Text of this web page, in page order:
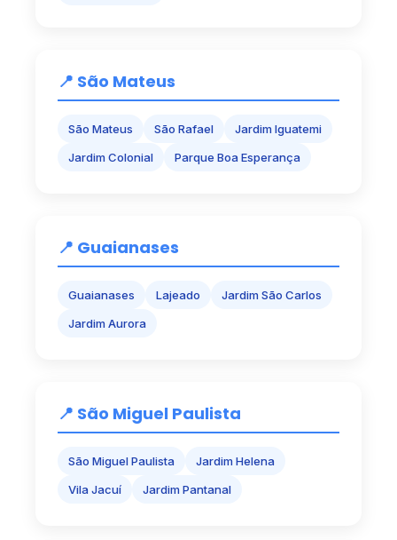
📍 São Mateus
São Mateus São Rafael
Jardim Iguatemi
Jardim Colonial
Parque Boa Esperança
📍 Guaianases
Guaianases Lajeado
Jardim São Carlos
Jardim Aurora
📍 São Miguel Paulista
São Miguel Paulista
Jardim Helena
Vila Jacuí
Jardim Pantanal